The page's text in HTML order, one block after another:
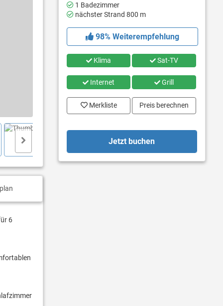
6
1 Badezimmer
nächster Strand 800 m
98% Weiterempfehlung
Klima Sat-TV
Internet Grill
Merkliste Preis berechnen
Jetzt buchen